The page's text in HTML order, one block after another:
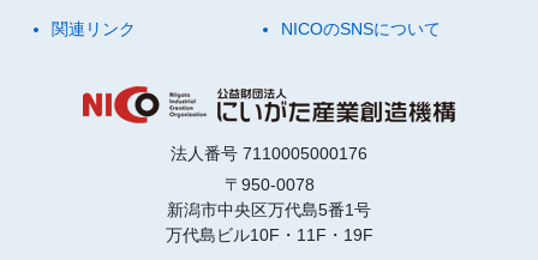
関連リンク NICOのSNSについて
法人番号 7110005000176
〒950-0078
新潟市中央区万代島5番1号
万代島ビル10F・11F・19F